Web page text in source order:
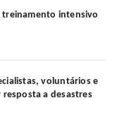
treinamento intensivo
voluntários e
a desastres